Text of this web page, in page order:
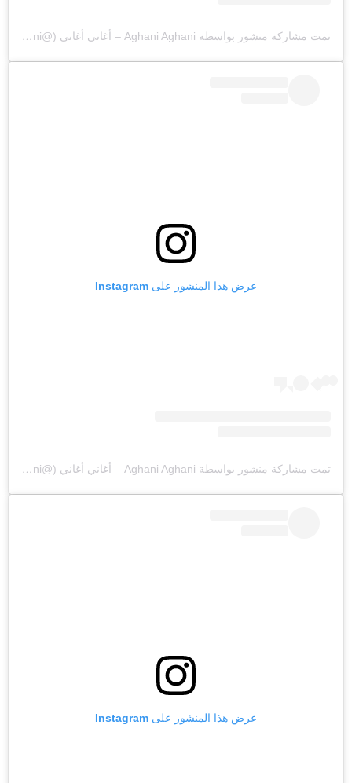
تمت مشاركة منشور بواسطة ‏‎Aghani Aghani – أغاني أغاني‎‏ (@‏‎aghaniaghani‎‏)
عرض هذا المنشور على Instagram
تمت مشاركة منشور بواسطة ‏‎Aghani Aghani – أغاني أغاني‎‏ (@‏‎aghaniaghani‎‏)
عرض هذا المنشور على Instagram